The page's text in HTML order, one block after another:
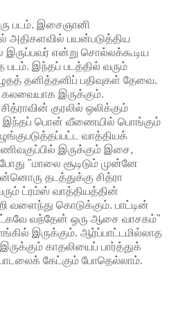
படம். இசைஞானி
பயன்படுத்திய
இருப்பவர் என்று சொல்லக்கூடிய
இந்தப் படத்தில் வரும்
தனித்தனிப் பதிவுகள் தேவை.
கலவையாக இருக்கும்.
குரலில் ஒலிக்கும்
பொன் வீணையில் பொங்கும்
வாத்தியக்
இருக்கும் இசை,
"மாலை சூடிடும் முன்னே
தடத்துக்கு சித்ரா
ட்ரம்ஸ் வாத்தியத்தின்
வளைந்து கொடுக்கும். பாட்டின்
வந்தேன் ஒரு ஆசை வாசகம்"
இருக்கும். ஆர்ப்பாட்டமில்லாத
காதலியைப் பார்த்துக்
கேட்கும் போதெல்லாம்.